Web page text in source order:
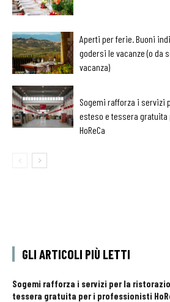
Aperti per ferie. Buoni
godersi le vacanze (o da
vacanza)
Sogemi rafforza i servizi
esteso e tessera
HoReCa
GLI ARTICOLI PIÙ LETTI
Sogemi rafforza i servizi per la
tessera gratuita per i professionisti